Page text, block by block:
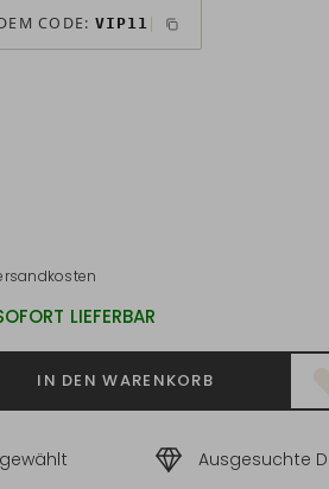
CODE: VIP11
LIEFERBAR
IN DEN WARENKORB
Ausgesuchte